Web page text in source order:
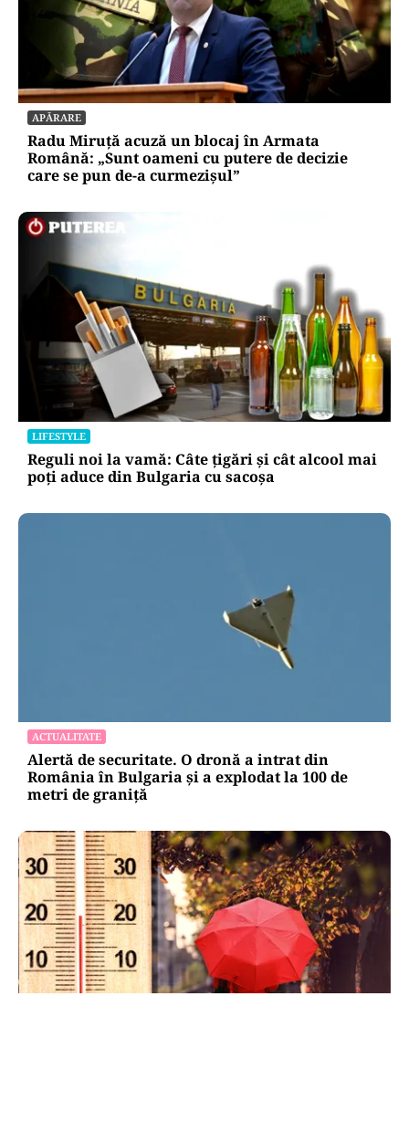
APĂRARE
Radu Miruță acuză un blocaj în Armata
Română: „Sunt oameni cu putere de decizie
care se pun de-a curmezișul”
LIFESTYLE
Reguli noi la vamă: Câte țigări și cât alcool mai
poți aduce din Bulgaria cu sacoșa
ACTUALITATE
Alertă de securitate. O dronă a intrat din
România în Bulgaria şi a explodat la 100 de
metri de graniţă